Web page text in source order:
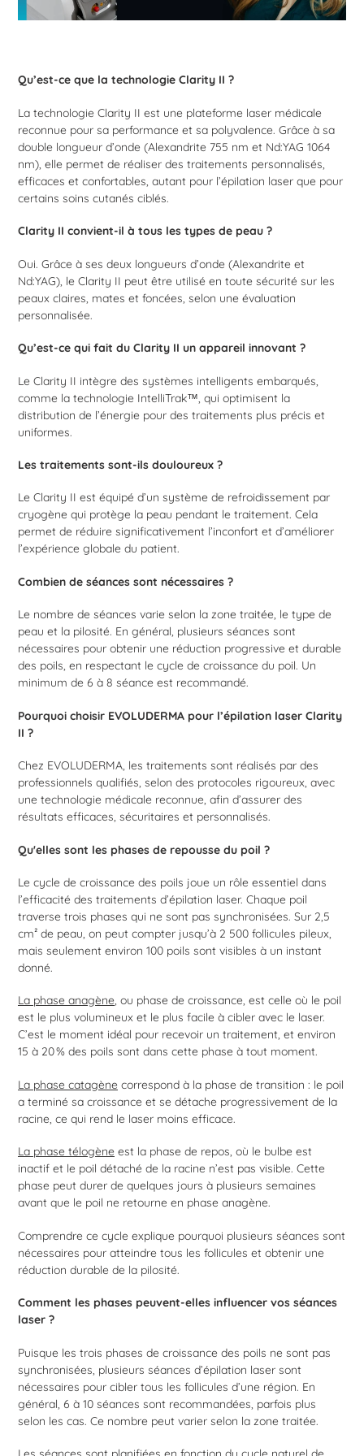
Qu’est-ce que la technologie Clarity II ?
La technologie Clarity II est une plateforme laser médicale
reconnue pour sa performance et sa polyvalence. Grâce à sa
double longueur d’onde (Alexandrite 755 nm et Nd:YAG 1064
nm), elle permet de réaliser des traitements personnalisés,
efficaces et confortables, autant pour l’épilation laser que pour
certains soins cutanés ciblés.
Clarity II convient-il à tous les types de peau ?
Oui. Grâce à ses deux longueurs d’onde (Alexandrite et
Nd:YAG), le Clarity II peut être utilisé en toute sécurité sur les
peaux claires, mates et foncées, selon une évaluation
personnalisée.
Qu’est-ce qui fait du Clarity II un appareil innovant ?
Le Clarity II intègre des systèmes intelligents embarqués,
comme la technologie IntelliTrak™, qui optimisent la
distribution de l’énergie pour des traitements plus précis et
uniformes.
Les traitements sont-ils douloureux ?
Le Clarity II est équipé d’un système de refroidissement par
cryogène qui protège la peau pendant le traitement. Cela
permet de réduire significativement l’inconfort et d’améliorer
l’expérience globale du patient.
Combien de séances sont nécessaires ?
Le nombre de séances varie selon la zone traitée, le type de
peau et la pilosité. En général, plusieurs séances sont
nécessaires pour obtenir une réduction progressive et durable
des poils, en respectant le cycle de croissance du poil. Un
minimum de 6 à 8 séance est recommandé.
Pourquoi choisir EVOLUDERMA pour l’épilation laser Clarity
II ?
Chez EVOLUDERMA, les traitements sont réalisés par des
professionnels qualifiés, selon des protocoles rigoureux, avec
une technologie médicale reconnue, afin d’assurer des
résultats efficaces, sécuritaires et personnalisés.
Qu'elles sont les phases de repousse du poil ?
Le cycle de croissance des poils joue un rôle essentiel dans
l’efficacité des traitements d’épilation laser. Chaque poil
traverse trois phases qui ne sont pas synchronisées. Sur 2,5
cm² de peau, on peut compter jusqu’à 2 500 follicules pileux,
mais seulement environ 100 poils sont visibles à un instant
donné.
La phase anagène, ou phase de croissance, est celle où le poil
est le plus volumineux et le plus facile à cibler avec le laser.
C’est le moment idéal pour recevoir un traitement, et environ
15 à 20 % des poils sont dans cette phase à tout moment.
La phase catagène correspond à la phase de transition : le poil
a terminé sa croissance et se détache progressivement de la
racine, ce qui rend le laser moins efficace.
La phase télogène est la phase de repos, où le bulbe est
inactif et le poil détaché de la racine n’est pas visible. Cette
phase peut durer de quelques jours à plusieurs semaines
avant que le poil ne retourne en phase anagène.
Comprendre ce cycle explique pourquoi plusieurs séances sont
nécessaires pour atteindre tous les follicules et obtenir une
réduction durable de la pilosité.
Comment les phases peuvent-elles influencer vos séances
laser ?
Puisque les trois phases de croissance des poils ne sont pas
synchronisées, plusieurs séances d’épilation laser sont
nécessaires pour cibler tous les follicules d’une région. En
général, 6 à 10 séances sont recommandées, parfois plus
selon les cas. Ce nombre peut varier selon la zone traitée.